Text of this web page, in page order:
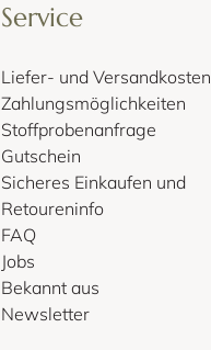
Service
Liefer- und Versandkosten
Zahlungsmöglichkeiten
Stoffprobenanfrage
Gutschein
Sicheres Einkaufen und
Retoureninfo
FAQ
Jobs
Bekannt aus
Newsletter